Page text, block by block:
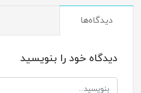
دیدگاه‌ها
دیدگاه خود را بنویسید